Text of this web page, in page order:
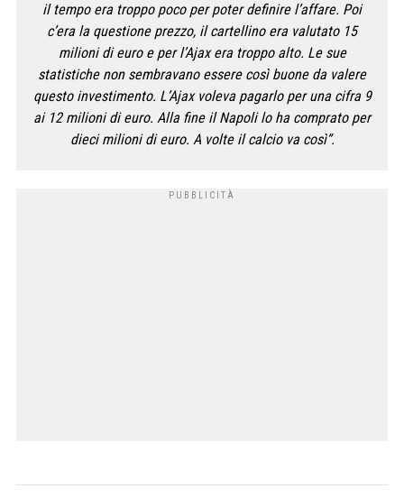
il tempo era troppo poco per poter definire l’affare. Poi
c’era la questione prezzo, il cartellino era valutato 15
milioni di euro e per l’Ajax era troppo alto. Le sue
statistiche non sembravano essere così buone da valere
questo investimento. L’Ajax voleva pagarlo per una cifra 9
ai 12 milioni di euro. Alla fine il Napoli lo ha comprato per
dieci milioni di euro. A volte il calcio va così”.